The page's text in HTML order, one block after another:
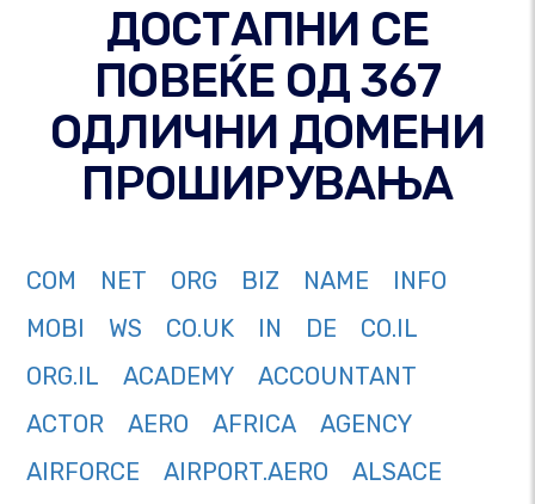
ДОСТАПНИ СЕ
ПОВЕЌЕ ОД 367
ОДЛИЧНИ ДОМЕНИ
ПРОШИРУВАЊА
COM NET ORG BIZ NAME
INFO
MOBI
WS CO.UK IN DE
CO.IL
ORG.IL
ACADEMY
ACCOUNTANT
ACTOR
AERO AFRICA
AGENCY
AIRFORCE
AIRPORT.AERO
ALSACE